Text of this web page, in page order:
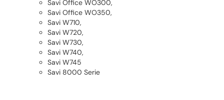
Savi Office WO300,
Savi Office WO350,
Savi W710,
Savi W720,
Savi W730,
Savi W740,
Savi W745
Savi 8000 Serie